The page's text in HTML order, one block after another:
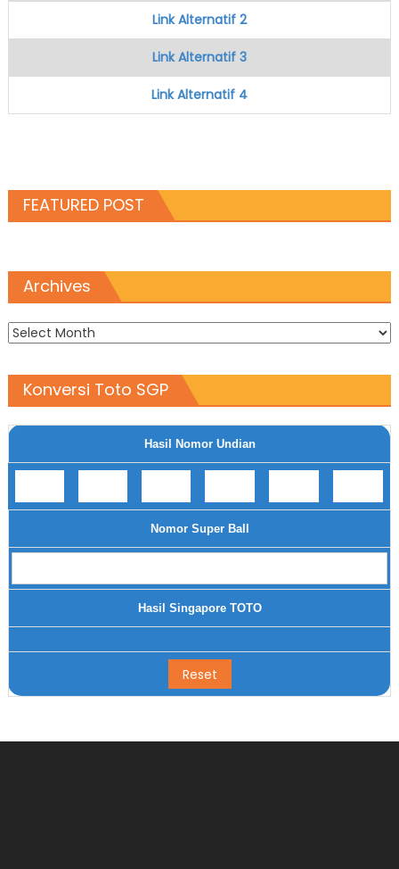
Link Alternatif 2
Link Alternatif 3
Link Alternatif 4
FEATURED POST
Archives
Archives
Konversi Toto SGP
Hasil Nomor Undian
Nomor Super Ball
Hasil Singapore TOTO